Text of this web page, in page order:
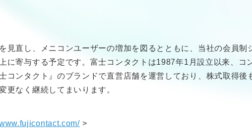
直し、メニコンユーザーの増加を図るとともに、当社の会員制
に寄与する予定です。富士コンタクトは1987年1月設立以来、コ
コンタクト』のブランドで直営店舗を運営しており、株式取得後
更なく継続してまいります。
>